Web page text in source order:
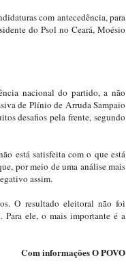
com antecedência, para
do Psol no Ceará, Moésio
nacional do partido, a não
de Plínio de Arruda Sampaio
desafios pela frente, segundo
está satisfeita com o que está
por meio de uma análise mais
assim.
O resultado eleitoral não foi
Para ele, o mais importante é a
Com informações O POVO